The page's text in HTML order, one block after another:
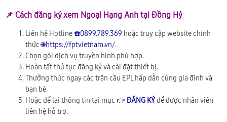
📌 Cách đăng ký xem Ngoại Hạng Anh tại Đồng Hỷ
Liên hệ Hotline ☎️0899.789.369 hoặc truy cập website chính
thức🌐https://fptvietnam.vn/.
Chọn gói dịch vụ truyền hình phù hợp.
Hoàn tất thủ tục đăng ký và cài đặt thiết bị.
Thưởng thức ngay các trận cầu EPL hấp dẫn cùng gia đình và
bạn bè.
Hoặc để lại thông tin tại mục 👉ĐĂNG KÝđể được nhân viên
liên hệ hỗ trợ.